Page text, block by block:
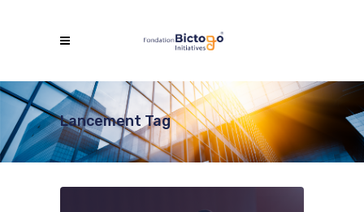
Lancement Tag